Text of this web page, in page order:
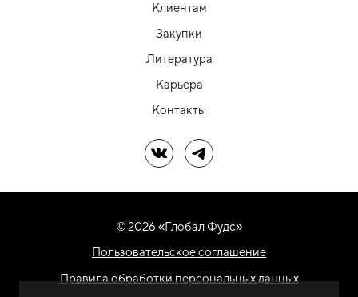
Клиентам
Закупки
Литература
Карьера
Контакты
Мы в ВКМы в Telegram
© 2026 «Глобал Фудс»
Пользовательское соглашение
Правила обработки персональных данных